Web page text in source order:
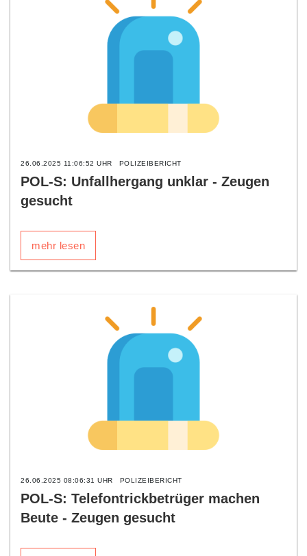
26.06.2025 11:06:52 UHR POLIZEIBERICHT
POL-S: Unfallhergang unklar - Zeugen
gesucht
mehr lesen
26.06.2025 08:06:31 UHR POLIZEIBERICHT
POL-S: Telefontrickbetrüger machen
Beute - Zeugen gesucht